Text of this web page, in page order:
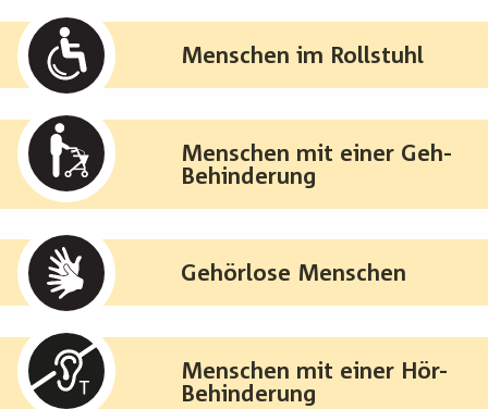
Menschen im Rollstuhl
Menschen mit einer Geh-
Behinderung
Gehörlose Menschen
Menschen mit einer Hör-
Behinderung